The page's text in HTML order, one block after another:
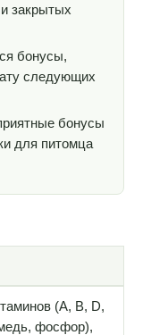
закрытых
бонусы,
следующих
бонусы
для питомца
(А, В, D,
фосфор),